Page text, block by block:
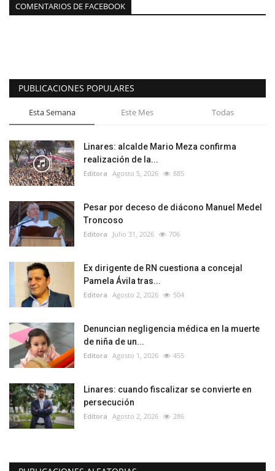
COMENTARIOS DE FACEBOOK
PUBLICACIONES POPULARES
Esta Semana Este Mes Todas
Linares: alcalde Mario Meza confirma
realización de la...
Editora Agosto 5, 2026 885
Pesar por deceso de diácono Manuel Medel
Troncoso
Editora Julio 31, 2026 706
Ex dirigente de RN cuestiona a concejal
Pamela Ávila tras...
Editora Agosto 2, 2026 504
Denuncian negligencia médica en la muerte
de niña de un...
Editora Agosto 1, 2026 455
Linares: cuando fiscalizar se convierte en
persecución
Editora Agosto 2, 2026 286